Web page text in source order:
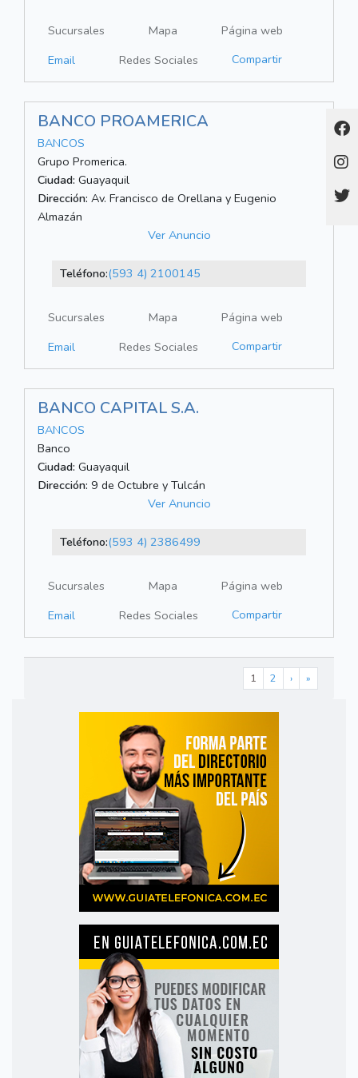
Sucursales Mapa
Página web
Email
Redes Sociales Compartir
BANCO PROAMERICA
BANCOS
Grupo Promerica.
Ciudad: Guayaquil
Dirección: Av. Francisco de Orellana y Eugenio
Almazán
Ver Anuncio
Teléfono:(593 4) 2100145
Sucursales Mapa
Página web
Email
Redes Sociales Compartir
BANCO CAPITAL S.A.
BANCOS
Banco
Ciudad: Guayaquil
Dirección: 9 de Octubre y Tulcán
Ver Anuncio
Teléfono:(593 4) 2386499
Sucursales Mapa
Página web
Email
Redes Sociales Compartir
1 2 › »